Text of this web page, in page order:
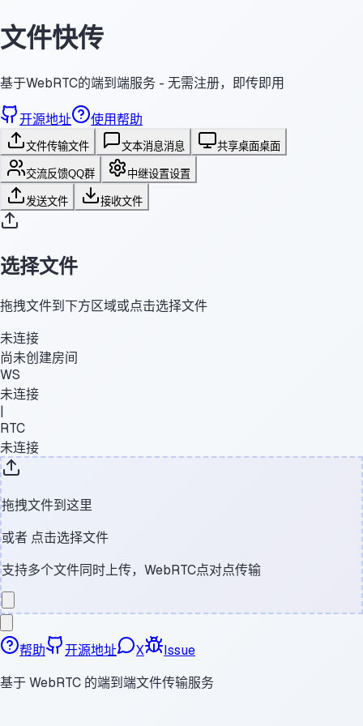
文件快传
基于WebRTC的端到端服务 - 无需注册，即传即用
开源地址 使用帮助
文件传输文件 文本消息消息 共享桌面桌面
交流反馈QQ群 中继设置设置
发送文件 接收文件
选择文件
拖拽文件到下方区域或点击选择文件
未连接
尚未创建房间
WS
未连接
|
RTC
未连接
拖拽文件到这里
或者 点击选择文件
支持多个文件同时上传，WebRTC点对点传输
帮助 开源地址 X
Issue
基于 WebRTC 的端到端文件传输服务